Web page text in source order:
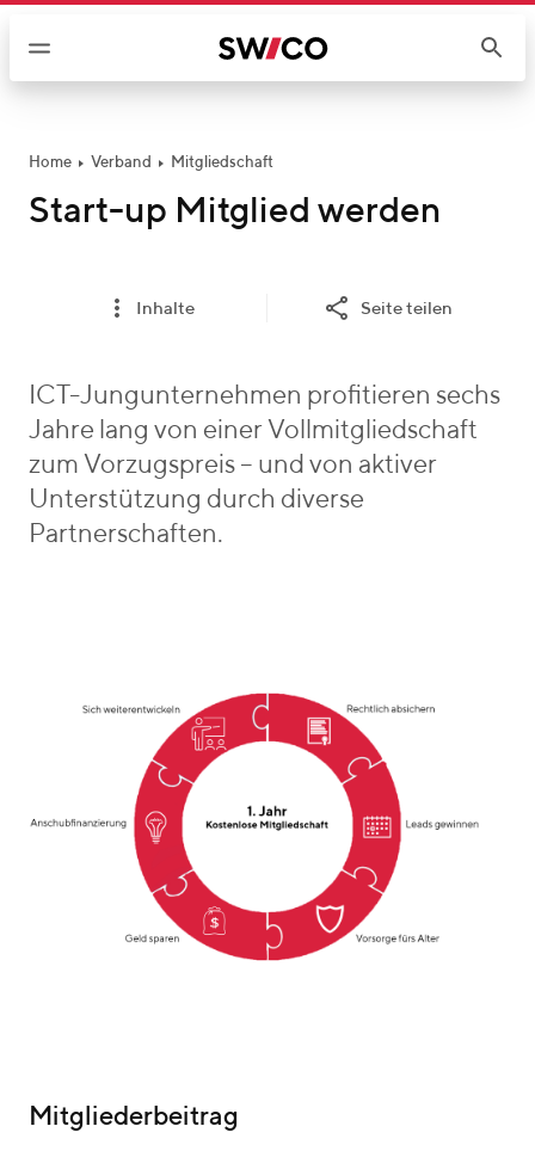
Home Verband Mitgliedschaft
Start-up Mitglied werden
Inhalte Seite teilen
ICT-Jungunternehmen profitieren sechs
Jahre lang von einer Vollmitgliedschaft
zum Vorzugspreis – und von aktiver
Unterstützung durch diverse
Partnerschaften.
Mitgliederbeitrag